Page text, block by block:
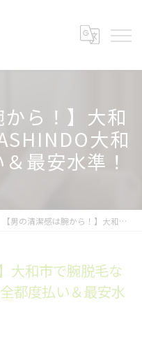
から！】大和
大和
最安水準！
【男の清潔感は腕から！】大和市で腕脱毛ならRASHINDO大和店｜完全都度払い＆最安水準！
大和市で腕脱毛な
都度払い＆最安水